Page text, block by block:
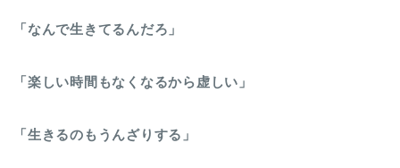
「なんで生きてるんだろ」
「楽しい時間もなくなるから虚しい」
「生きるのもうんざりする」